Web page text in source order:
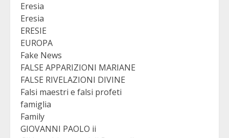
Eresia
Eresia
ERESIE
EUROPA
Fake News
FALSE APPARIZIONI MARIANE
FALSE RIVELAZIONI DIVINE
Falsi maestri e falsi profeti
famiglia
Family
GIOVANNI PAOLO ii